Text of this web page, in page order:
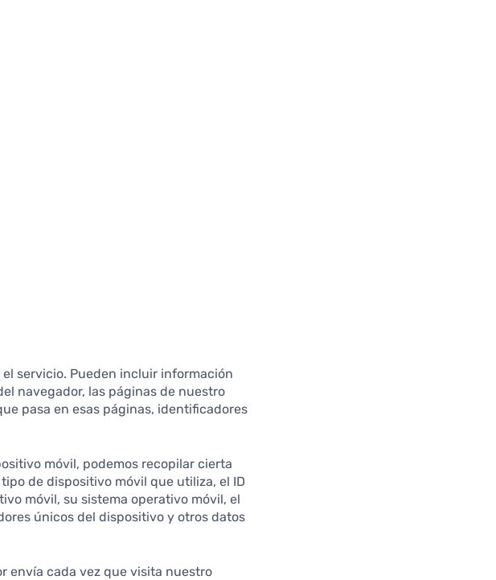
servicio. Pueden incluir información
navegador, las páginas de nuestro
pasa en esas páginas, identificadores
móvil, podemos recopilar cierta
de dispositivo móvil que utiliza, el ID
móvil, su sistema operativo móvil, el
únicos del dispositivo y otros datos
envía cada vez que visita nuestro